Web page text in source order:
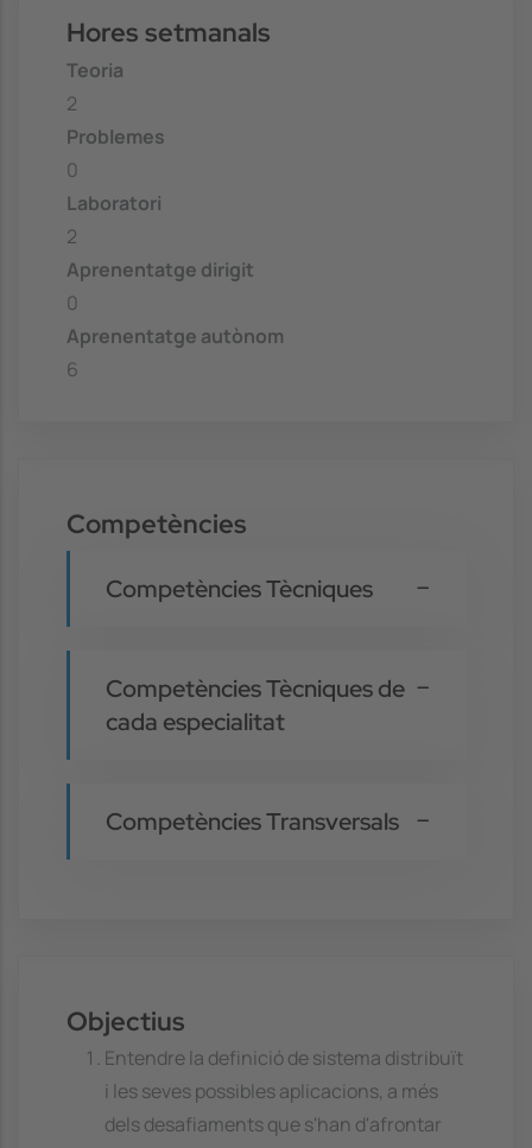
Hores setmanals
Teoria
2
Problemes
0
Laboratori
2
Aprenentatge dirigit
0
Aprenentatge autònom
6
Competències
Competències Tècniques
Competències Tècniques de
cada especialitat
Competències Transversals
Objectius
Entendre la definició de sistema distribuït
i les seves possibles aplicacions, a més
dels desafiaments que s'han d'afrontar